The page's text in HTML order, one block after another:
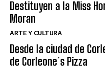
Destituyen a la Miss
Moran
ARTE Y CULTURA
Desde la ciudad de
de Corleone´s Pizza